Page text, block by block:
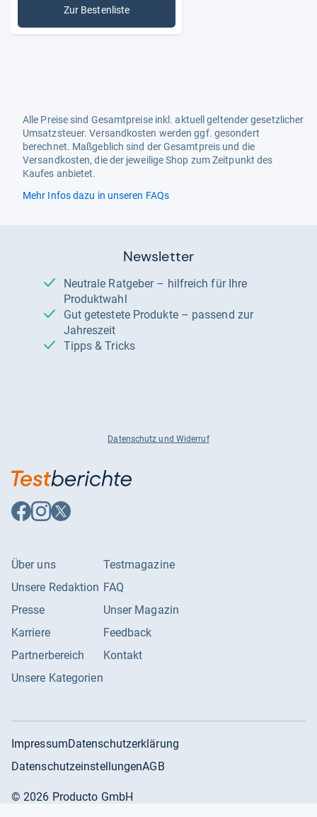
Zur Bestenliste
: Alkoholtester
Alle Preise sind Gesamtpreise inkl. aktuell geltender gesetzlicher
Umsatzsteuer. Versandkosten werden ggf. gesondert
berechnet. Maßgeblich sind der Gesamtpreis und die
Versandkosten, die der jeweilige Shop zum Zeitpunkt des
Kaufes anbietet.
Mehr Infos dazu in unseren FAQs
Newsletter
Neutrale Ratgeber – hilfreich für Ihre
Produktwahl
Gut getestete Produkte – passend zur
Jahreszeit
Tipps & Tricks
Datenschutz und Widerruf
Auf
Facebook
Auf
Instagram
Auf
X
Über uns
Unsere Redaktion
Presse
Karriere
Partnerbereich
Unsere Kategorien
Testmagazine
FAQ
Unser Magazin
Feedback
Kontakt
ImpressumDatenschutzerklärung
DatenschutzeinstellungenAGB
©2026 Producto GmbH